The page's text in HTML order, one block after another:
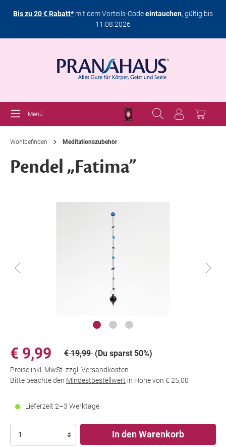
Bis zu 20 € Rabatt*mit dem Vorteils-Codeeintauchen, gültig bis
11.08.2026
Menü
Wohlbefinden Meditationszubehör
Pendel „Fatima”
€ 9,99 € 19,99 (Du sparst 50%)
Preise inkl. MwSt. zzgl. Versandkosten
Bitte beachte den Mindestbestellwert in Höhe von € 25,00
Lieferzeit 2–3 Werktage
In den Warenkorb